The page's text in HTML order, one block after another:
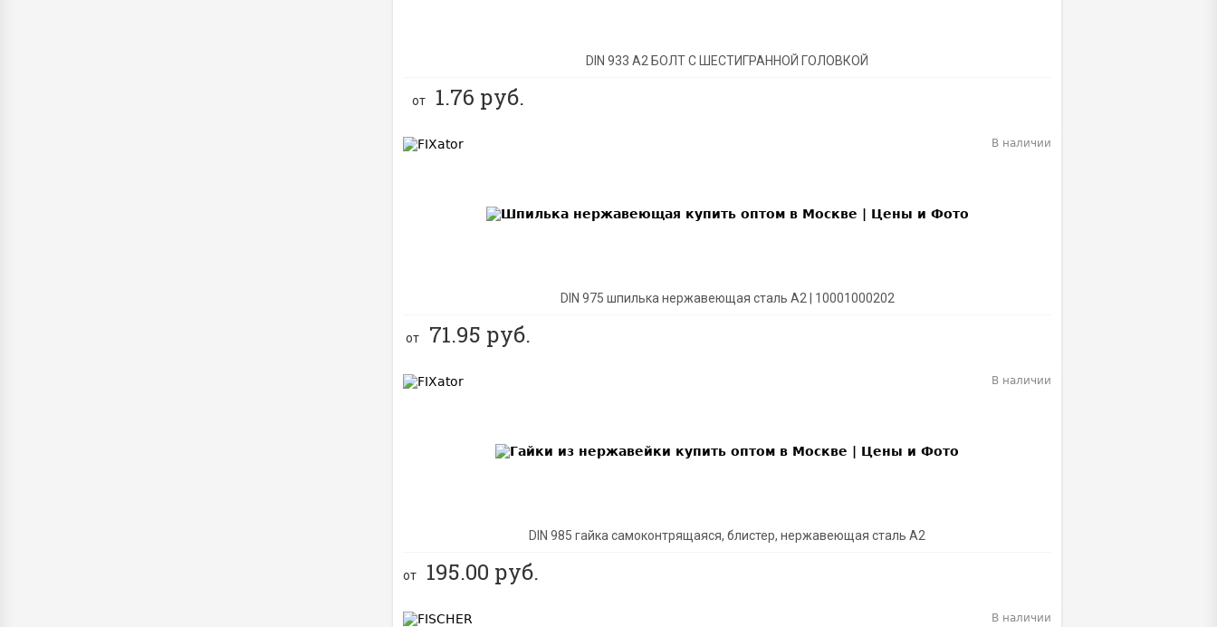
DIN 933 А2 БОЛТ С ШЕСТИГРАННОЙ ГОЛОВКОЙ
от 1.76 руб.
DIN 975 шпилька нержавеющая сталь A2 | 10001000202
В наличии
от 71.95 руб.
DIN 985 гайка самоконтрящаяся, блистер, нержавеющая сталь A2
В наличии
от 195.00 руб.
В наличии